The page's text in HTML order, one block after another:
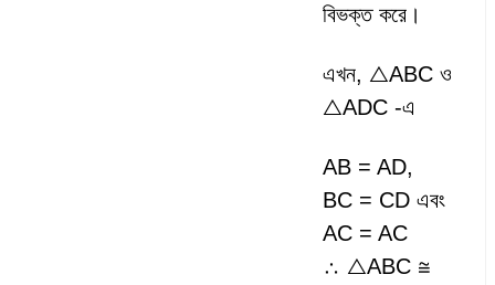
বিভক্ত করে।
এখন, △ABC ও
△ADC -এ
AB = AD,
BC = CD এবং
AC = AC
∴ △ABC ≅